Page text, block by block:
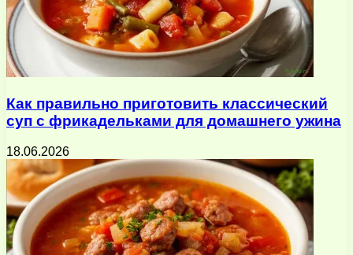
Как правильно приготовить классический
суп с фрикадельками для домашнего ужина
18.06.2026